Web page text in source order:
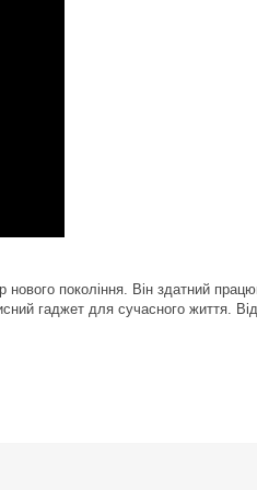
покоління. Він здатний
гаджет для сучасного життя.